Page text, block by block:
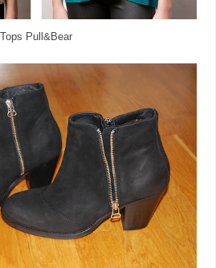
Tops Pull&Bear